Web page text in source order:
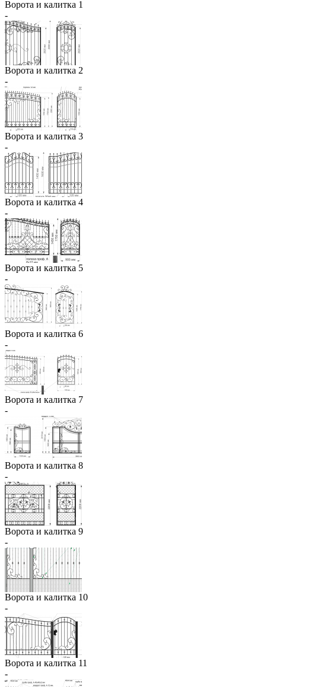
Ворота и калитка 1
-
Ворота и калитка 2
-
Ворота и калитка 3
-
Ворота и калитка 4
-
Ворота и калитка 5
-
Ворота и калитка 6
-
Ворота и калитка 7
-
Ворота и калитка 8
-
Ворота и калитка 9
-
Ворота и калитка 10
-
Ворота и калитка 11
-